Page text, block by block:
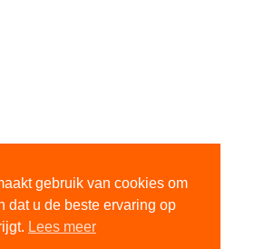
gebruik van cookies om
dat u de beste ervaring op
Lees meer